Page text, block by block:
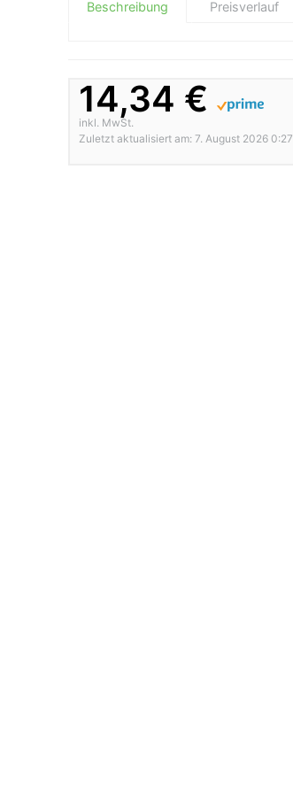
Beschreibung Preisverlauf
14,34 €
inkl. MwSt.
Zuletzt aktualisiert am: 7. August 2026 0:27